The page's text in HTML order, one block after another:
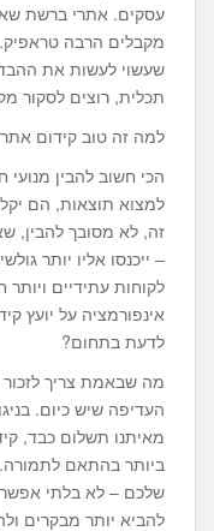
עסקים. אתרי ברשת
מקבלים הרבה
שעשוי לעשות את
תכלית, רוצים לסקור
למה זה טוב קידום
הכי חשוב להבין
למצוא תוצאות, הם
זה, לא מסובך להבין,
– ייכנסו אליו יותר
לקוחות עתידיים
אינפורמציה על יועץ
לדעת בתחום?
מה שבאמת צריך
העדיפה שיש כיום.
מאיתנו תשלום כבד,
ביותר בהתאם
שלכם – לא בלתי
להביא יותר מבקרים